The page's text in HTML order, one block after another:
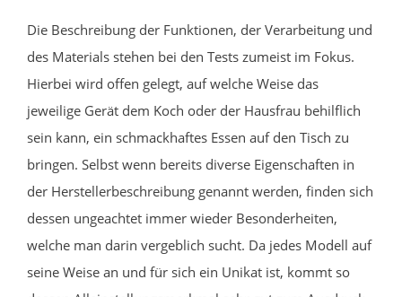
Die Beschreibung der Funktionen, der Verarbeitung und
des Materials stehen bei den Tests zumeist im Fokus.
Hierbei wird offen gelegt, auf welche Weise das
jeweilige Gerät dem Koch oder der Hausfrau behilflich
sein kann, ein schmackhaftes Essen auf den Tisch zu
bringen. Selbst wenn bereits diverse Eigenschaften in
der Herstellerbeschreibung genannt werden, finden sich
dessen ungeachtet immer wieder Besonderheiten,
welche man darin vergeblich sucht. Da jedes Modell auf
seine Weise an und für sich ein Unikat ist, kommt so